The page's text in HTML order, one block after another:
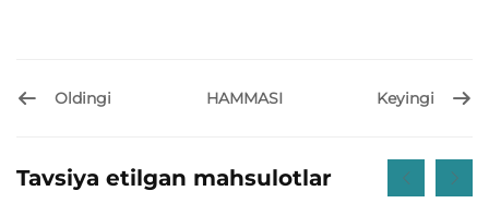
Oldingi HAMMASI Keyingi
Tavsiya etilgan mahsulotlar